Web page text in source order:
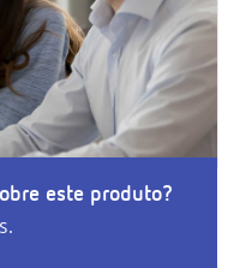
este produto?